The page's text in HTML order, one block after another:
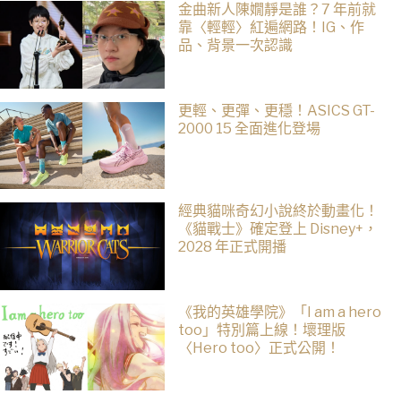
金曲新人陳嫺靜是誰？7 年前就
靠〈輕輕〉紅遍網路！IG、作
品、背景一次認識
更輕、更彈、更穩！ASICS GT-
2000 15 全面進化登場
經典貓咪奇幻小說終於動畫化！
《貓戰士》確定登上 Disney+，
2028 年正式開播
《我的英雄學院》「I am a hero
too」特別篇上線！壞理版
〈Hero too〉正式公開！